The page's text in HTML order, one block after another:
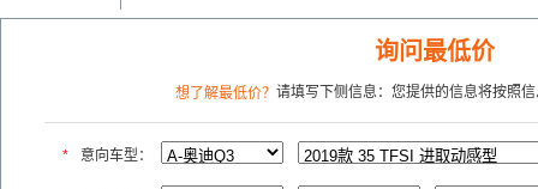
询问最低价
想了解最低价？ 请填写下侧信息：您提供的信息将按照
* 意向车型：